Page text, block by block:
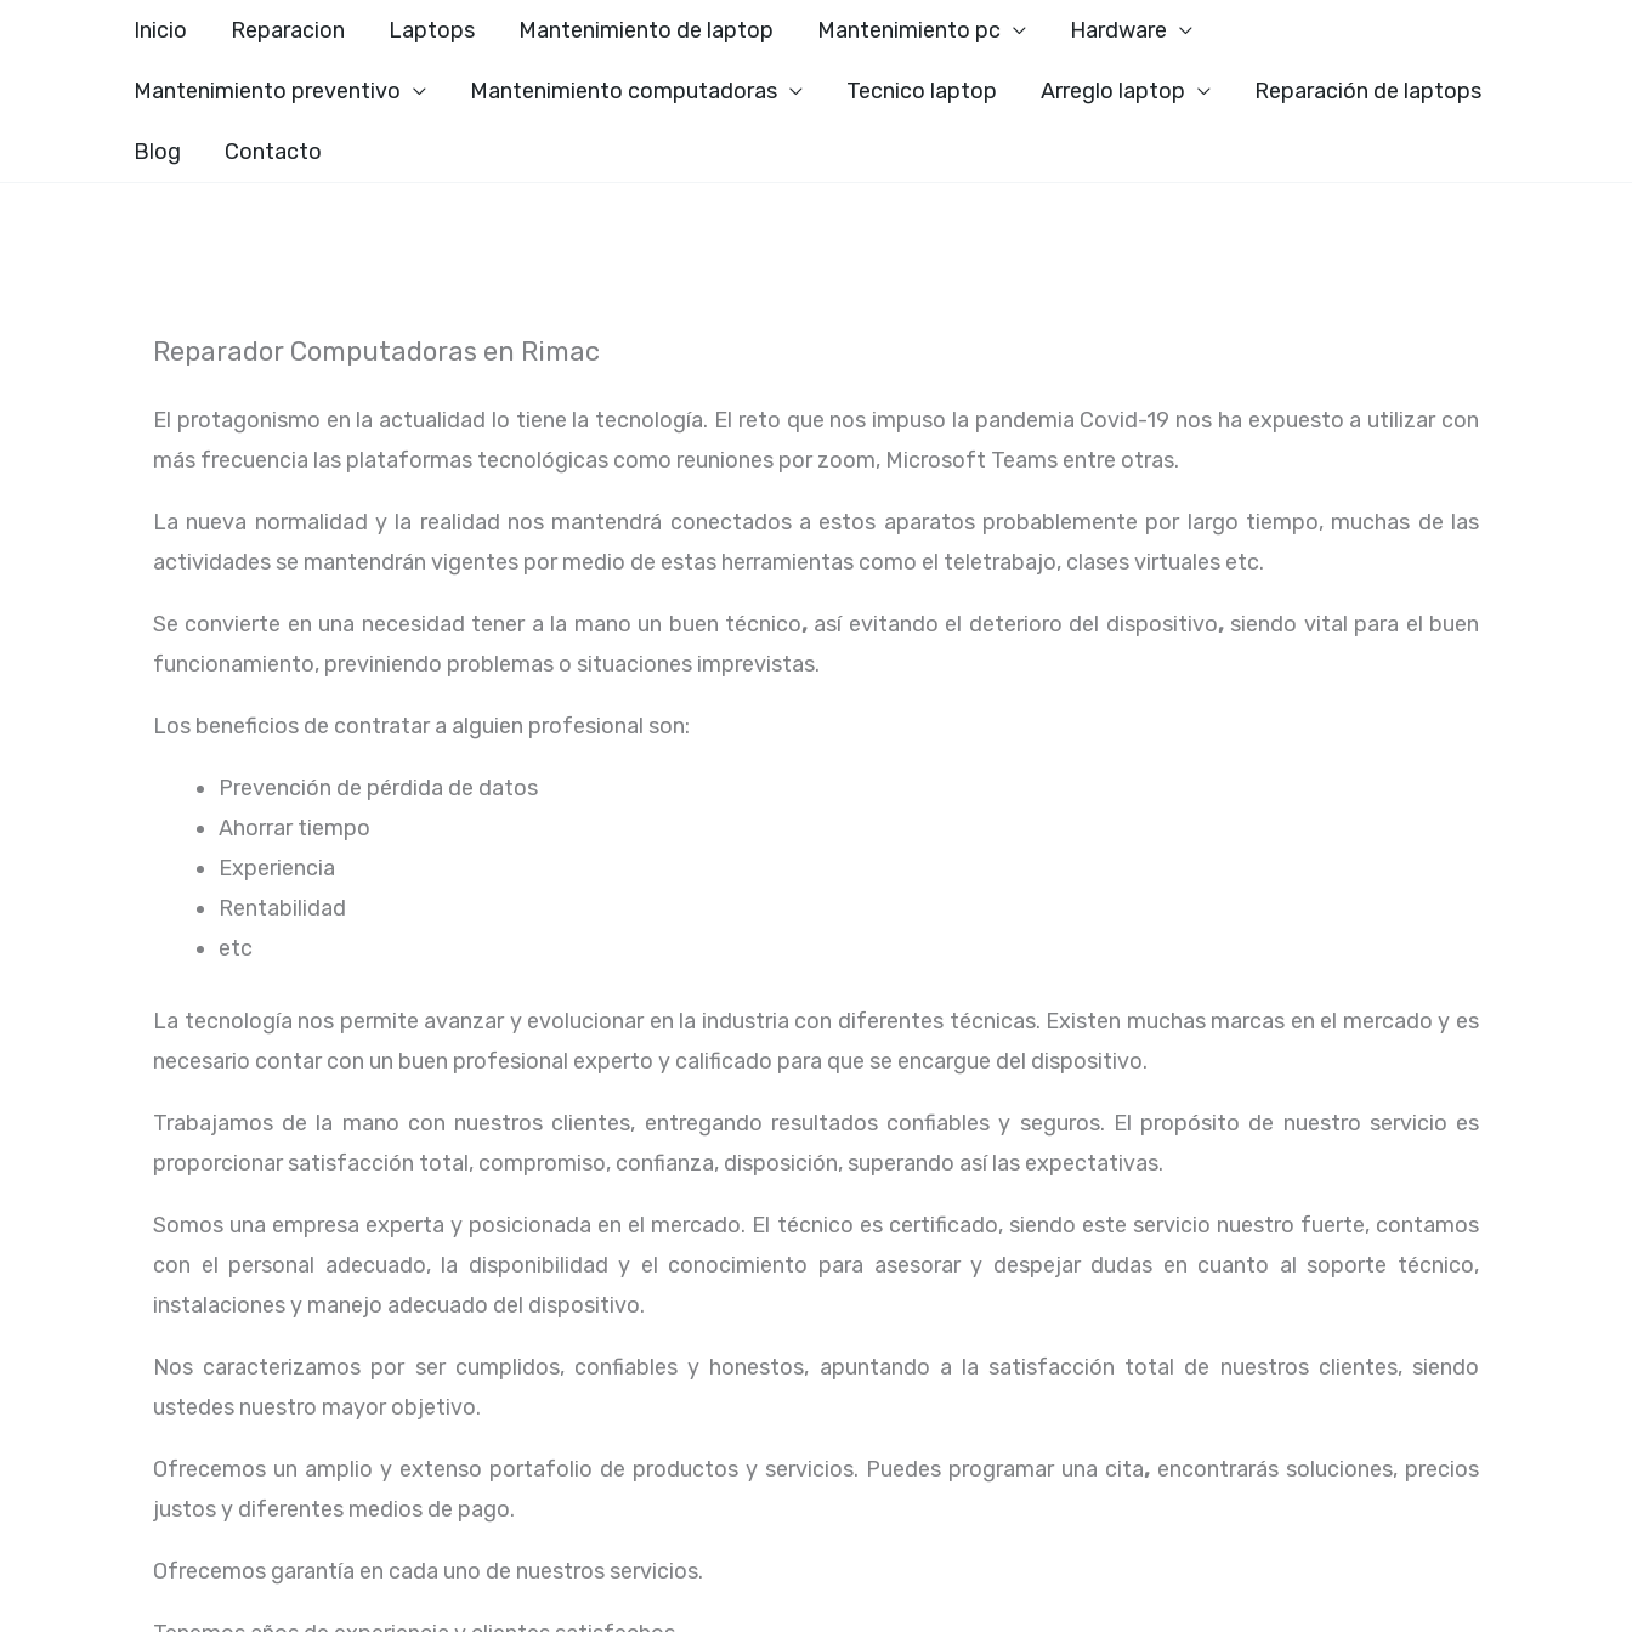
Inicio Reparacion Laptops Mantenimiento de laptop Mantenimiento pc Hardware
Mantenimiento preventivo Mantenimiento computadoras Tecnico laptop Arreglo laptop Reparación de laptops
Blog Contacto
Reparador Computadoras en Rimac
El protagonismo en la actualidad lo tiene la tecnología. El reto que nos impuso la pandemia Covid-19 nos ha expuesto a utilizar con
más frecuencia las plataformas tecnológicas como reuniones por zoom, Microsoft Teams entre otras.
La nueva normalidad y la realidad nos mantendrá conectados a estos aparatos probablemente por largo tiempo, muchas de las
actividades se mantendrán vigentes por medio de estas herramientas como el teletrabajo, clases virtuales etc.
Se convierte en una necesidad tener a la mano un buen técnico, así evitando el deterioro del dispositivo, siendo vital para el buen
funcionamiento, previniendo problemas o situaciones imprevistas.
Los beneficios de contratar a alguien profesional son:
Prevención de pérdida de datos
Ahorrar tiempo
Experiencia
Rentabilidad
etc
La tecnología nos permite avanzar y evolucionar en la industria con diferentes técnicas. Existen muchas marcas en el mercado y es
necesario contar con un buen profesional experto y calificado para que se encargue del dispositivo.
Trabajamos de la mano con nuestros clientes, entregando resultados confiables y seguros. El propósito de nuestro servicio es
proporcionar satisfacción total, compromiso, confianza, disposición, superando así las expectativas.
Somos una empresa experta y posicionada en el mercado. El técnico es certificado, siendo este servicio nuestro fuerte, contamos
con el personal adecuado, la disponibilidad y el conocimiento para asesorar y despejar dudas en cuanto al soporte técnico,
instalaciones y manejo adecuado del dispositivo.
Nos caracterizamos por ser cumplidos, confiables y honestos, apuntando a la satisfacción total de nuestros clientes, siendo
ustedes nuestro mayor objetivo.
Ofrecemos un amplio y extenso portafolio de productos y servicios. Puedes programar una cita, encontrarás soluciones, precios
justos y diferentes medios de pago.
Ofrecemos garantía en cada uno de nuestros servicios.